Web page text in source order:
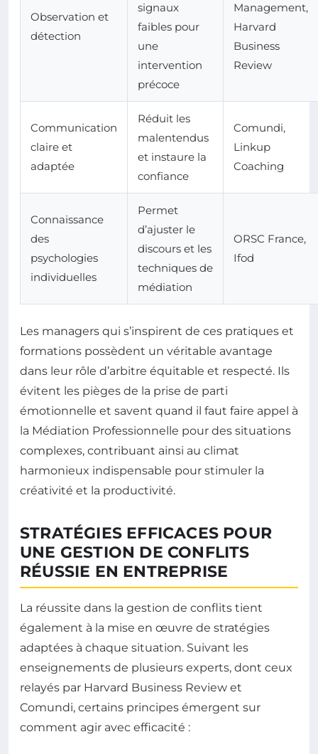
Observation et
détection
signaux
faibles pour
une
intervention
précoce
Management,
Harvard
Business
Review
Communication
claire et
adaptée
Réduit les
malentendus
et instaure la
confiance
Comundi,
Linkup
Coaching
Connaissance
des
psychologies
individuelles
Permet
d’ajuster le
discours et les
techniques de
médiation
ORSC France,
Ifod
Les managers qui s’inspirent de ces pratiques et
formations possèdent un véritable avantage
dans leur rôle d’arbitre équitable et respecté. Ils
évitent les pièges de la prise de parti
émotionnelle et savent quand il faut faire appel à
la Médiation Professionnelle pour des situations
complexes, contribuant ainsi au climat
harmonieux indispensable pour stimuler la
créativité et la productivité.
STRATÉGIES EFFICACES POUR
UNE GESTION DE CONFLITS
RÉUSSIE EN ENTREPRISE
La réussite dans la gestion de conflits tient
également à la mise en œuvre de stratégies
adaptées à chaque situation. Suivant les
enseignements de plusieurs experts, dont ceux
relayés par Harvard Business Review et
Comundi, certains principes émergent sur
comment agir avec efficacité :